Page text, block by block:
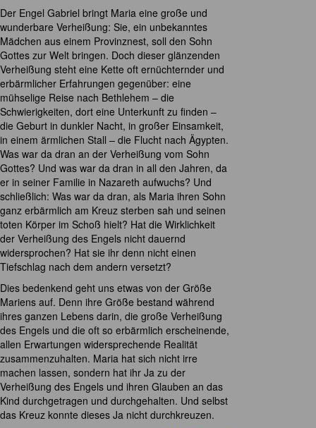
Der Engel Gabriel bringt Maria eine große und
wunderbare Verheißung: Sie, ein unbekanntes
Mädchen aus einem Provinznest, soll den Sohn
Gottes zur Welt bringen. Doch dieser glänzenden
Verheißung steht eine Kette oft ernüchternder und
erbärmlicher Erfahrungen gegenüber: eine
mühselige Reise nach Bethlehem – die
Schwierigkeiten, dort eine Unterkunft zu finden –
die Geburt in dunkler Nacht, in großer Einsamkeit,
in einem ärmlichen Stall – die Flucht nach Ägypten.
Was war da dran an der Verheißung vom Sohn
Gottes? Und was war da dran in all den Jahren, da
er in seiner Familie in Nazareth aufwuchs? Und
schließlich: Was war da dran, als Maria ihren Sohn
ganz erbärmlich am Kreuz sterben sah und seinen
toten Körper im Schoß hielt? Hat die Wirklichkeit
der Verheißung des Engels nicht dauernd
widersprochen? Hat sie ihr denn nicht einen
Tiefschlag nach dem andern versetzt?
Dies bedenkend geht uns etwas von der Größe
Mariens auf. Denn ihre Größe bestand während
ihres ganzen Lebens darin, die große Verheißung
des Engels und die oft so erbärmlich erscheinende,
allen Erwartungen widersprechende Realität
zusammenzuhalten. Maria hat sich nicht irre
machen lassen, sondern hat ihr Ja zu der
Verheißung des Engels und ihren Glauben an das
Kind durchgetragen und durchgehalten. Und selbst
das Kreuz konnte dieses Ja nicht durchkreuzen.